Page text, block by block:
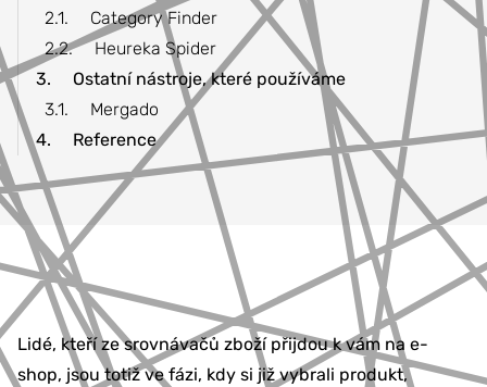
2.1.
Category Finder
2.2.
Heureka Spider
3.
Ostatní nástroje, které používáme
3.1.
Mergado
4.
Reference
Lidé, kteří ze srovnávačů zboží přijdou k vám na e-
shop, jsou totiž ve fázi, kdy si již vybrali produkt,